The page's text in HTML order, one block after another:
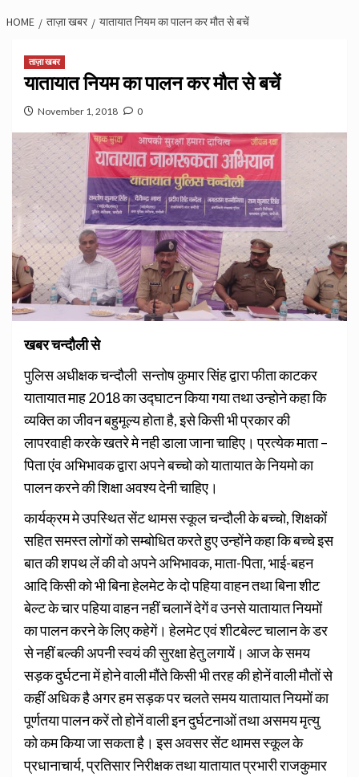
HOME ताज़ा खबर यातायात नियम का पालन कर मौत से बचें
ताज़ा खबर
यातायात नियम का पालन कर मौत से बचें
November 1, 2018 0
खबर चन्दौली से
पुलिस अधीक्षक चन्दौली सन्तोष कुमार सिंह द्वारा फीता काटकर
यातायात माह 2018 का उद्घाटन किया गया तथा उन्होने कहा कि
व्यक्ति का जीवन बहुमूल्य होता है, इसे किसी भी प्रकार की
लापरवाही करके खतरे मे नही डाला जाना चाहिए। प्रत्येक माता –
पिता एंव अभिभावक द्वारा अपने बच्चो को यातायात के नियमो का
पालन करने की शिक्षा अवश्य देनी चाहिए।
कार्यक्रम मे उपस्थित सेंट थामस स्कूल चन्दौली के बच्चो, शिक्षकों
सहित समस्त लोगों को सम्बोधित करते हुए उन्होंने कहा कि बच्चे इस
बात की शपथ लें की वो अपने अभिभावक, माता-पिता, भाई-बहन
आदि किसी को भी बिना हेलमेट के दो पहिया वाहन तथा बिना शीट
बेल्ट के चार पहिया वाहन नहीं चलानें देगें व उनसे यातायात नियमों
का पालन करने के लिए कहेगें। हेलमेट एवं शीटबेल्ट चालान के डर
से नहीं बल्की अपनी स्वयं की सुरक्षा हेतु लगायें। आज के समय
सड़क दुर्घटना में होने वाली मौंते किसी भी तरह की होनें वाली मौतों से
कहीं अधिक है अगर हम सड़क पर चलते समय यातायात नियमों का
पूर्णतया पालन करें तो होनें वाली इन दुर्घटनाओं तथा असमय मृत्यु
को कम किया जा सकता है। इस अवसर सेंट थामस स्कूल के
प्रधानाचार्य, प्रतिसार निरीक्षक तथा यातायात प्रभारी राजकुमार